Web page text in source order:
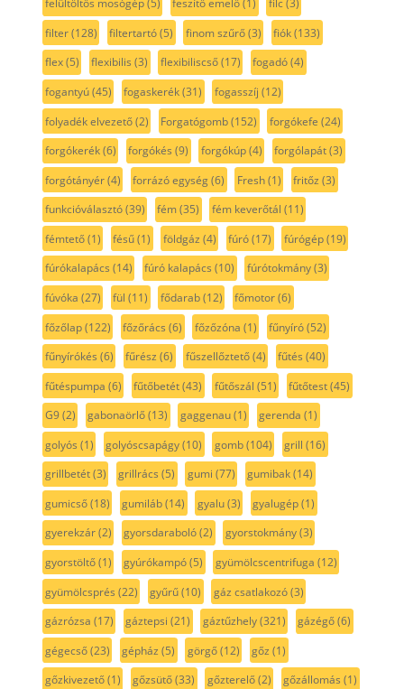
felültöltős mosógép(5) feszítő emelő(1) filc(3)
filter(128) filtertartó(5) finom szűrő(3) fiók(133)
flex(5) flexibilis (3) flexibiliscső(17) fogadó(4)
fogantyú(45) fogaskerék(31) fogasszíj (12)
folyadék elvezető(2) Forgatógomb(152) forgókefe (24)
forgókerék(6) forgókés (9) forgókúp(4) forgólapát(3)
forgótányér(4) forrázó egység(6) Fresh(1) fritőz (3)
funkcióválasztó(39) fém(35) fém keverőtál (11)
fémtető(1) fésű(1) földgáz (4) fúró(17) fúrógép(19)
fúrókalapács (14) fúró kalapács (10) fúrótokmány(3)
fúvóka (27) fül (11) fődarab(12) főmotor(6)
főzőlap(122) főzőrács (6) főzőzóna (1) fűnyíró(52)
fűnyírókés (6) fűrész (6) fűszellőztető(4) fűtés (40)
fűtéspumpa (6) fűtőbetét(43) fűtőszál (51) fűtőtest(45)
G9(2) gabonaörlő(13) gaggenau(1) gerenda (1)
golyós (1) golyóscsapágy(10) gomb(104) grill (16)
grillbetét(3) grillrács (5) gumi (77) gumibak(14)
gumicső(18) gumiláb(14) gyalu(3) gyalugép(1)
gyerekzár(2) gyorsdaraboló(2) gyorstokmány(3)
gyorstöltő(1) gyúrókampó(5) gyümölcscentrifuga (12)
gyümölcsprés (22) gyűrű(10) gáz csatlakozó(3)
gázrózsa (17) gáztepsi (21) gáztűzhely(321) gázégő(6)
gégecső(23) gépház (5) görgő(12) gőz (1)
gőzkivezető(1) gőzsütő(33) gőzterelő(2) gőzállomás (1)